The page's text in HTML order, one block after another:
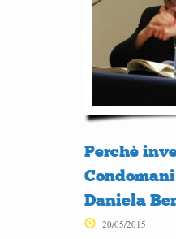
Perchè
Daniela
20/05/2015